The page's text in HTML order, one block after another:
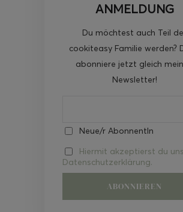
ANMELDUNG
Du möchtest auch Teil
cookiteasy Familie werden?
abonniere jetzt gleich
Newsletter!
Neue/r AbonnentIn
Hiermit akzeptierst du
Datenschutzerklärung.